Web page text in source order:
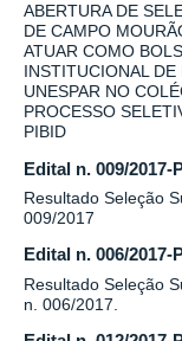
ABERTURA DE
DE CAMPO
ATUAR COMO
INSTITUCIONAL DE
UNESPAR NO
PROCESSO
PIBID
Edital n. 009/2017-
Resultado Seleção
009/2017
Edital n. 006/2017-
Resultado Seleção
n. 006/2017.